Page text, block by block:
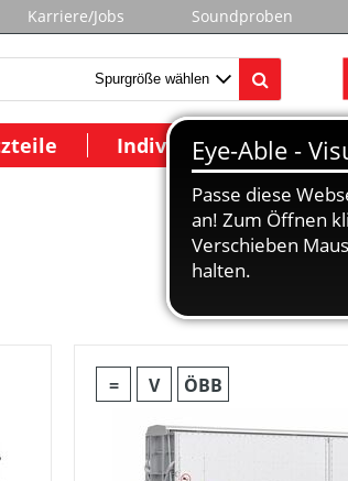
Karriere/Jobs Soundproben
Individuelle Modelle
1 2 3
= V ÖBB